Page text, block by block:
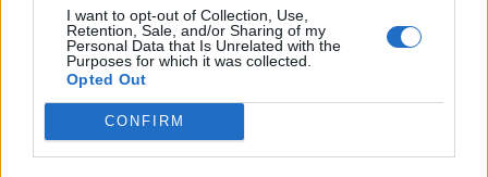
I want to opt-out of Collection, Use,
Retention, Sale, and/or Sharing of my
Personal Data that Is Unrelated with the
Purposes for which it was collected.
Opted Out
CONFIRM